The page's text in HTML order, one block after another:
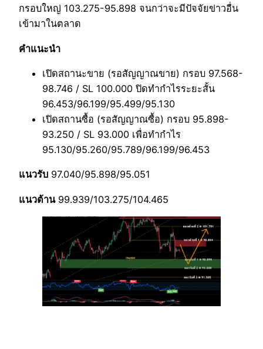
กรอบใหญ่ 103.275-95.898 จนกว่าจะมีปัจจัยข่าวอื่น
เข้ามาในตลาด
คำแนะนำ
เปิดสถานะขาย (รอสัญญาณขาย) กรอบ 97.568-
98.746 / SL 100.000 ปิดทำกำไรระยะสั้น
96.453/96.199/95.499/95.130
เปิดสถานซื้อ (รอสัญญาณซื้อ) กรอบ 95.898-
93.250 / SL 93.000 เพื่อทำกำไร
95.130/95.260/95.789/96.199/96.453
แนวรับ 97.040/95.898/95.051
แนวต้าน99.939/103.275/104.465